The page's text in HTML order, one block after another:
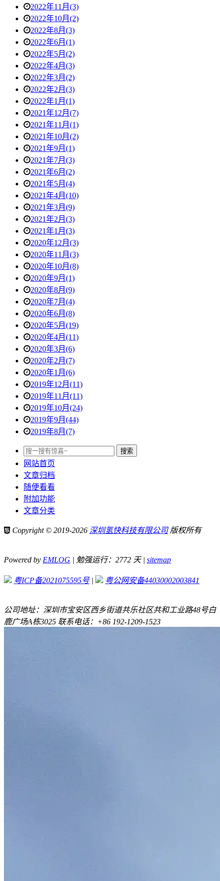
2022年11月(3)
2022年10月(2)
2022年8月(3)
2022年6月(1)
2022年5月(2)
2022年4月(3)
2022年3月(2)
2022年2月(3)
2022年1月(1)
2021年12月(7)
2021年11月(1)
2021年10月(2)
2021年9月(1)
2021年7月(3)
2021年6月(2)
2021年5月(4)
2021年4月(10)
2021年3月(9)
2021年2月(3)
2021年1月(3)
2020年12月(3)
2020年11月(3)
2020年10月(8)
2020年9月(1)
2020年8月(9)
2020年7月(4)
2020年6月(8)
2020年5月(19)
2020年4月(11)
2020年3月(6)
2020年2月(7)
2020年1月(6)
2019年12月(11)
2019年11月(11)
2019年10月(24)
2019年9月(44)
2019年8月(7)
网站首页
文章归档
随便看看
附加功能
文章分类
Copyright © 2019-2026 深圳氢快科技有限公司版权所有
Powered by EMLOG | 勉强运行：2772 天 | sitemap
粤ICP备2021075595号| 粤公网安备44030002003841
公司地址：深圳市宝安区西乡街道共乐社区共和工业路48号白
鹿广场A栋3025 联系电话：+86 192-1209-1523